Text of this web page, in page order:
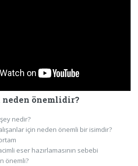
önemlidir?
nedir?
için neden önemli bir isimdir?
eser hazırlamasının sebebi
önemli?